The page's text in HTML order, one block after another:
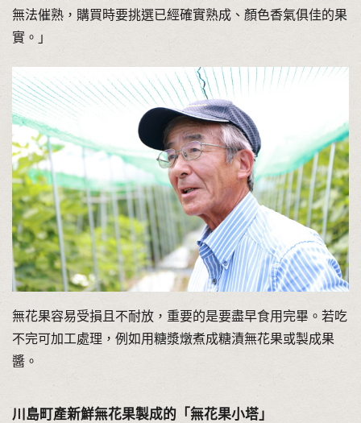
無法催熟，購買時要挑選已經確實熟成、顏色香氣俱佳的果
實。」
無花果容易受損且不耐放，重要的是要盡早食用完畢。若吃
不完可加工處理，例如用糖漿燉煮成糖漬無花果或製成果
醬。
川島町產新鮮無花果製成的「無花果小塔」